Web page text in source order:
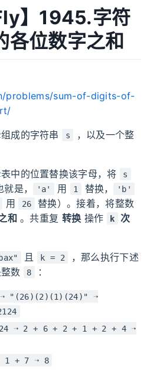
】1945.字符
各位数字之和
problems/sum-of-digits-of-
成的字符串 s
，以及一个整
中的位置替换该字母，将 s
是， 'a' 用 1 替换， 'b'
用 26
替换）。接着，将整数
和 。共重复 转换 操作 k
次
且 k = 2
，那么执行下述
数
8 ：
"(26)(2)(1)(24)" ➝
➝ 2 + 6 + 2 + 1 + 2 + 4 ➝
1 + 7 ➝ 8